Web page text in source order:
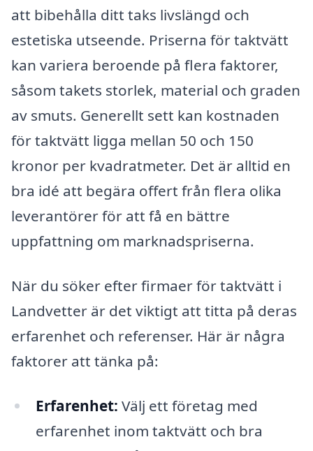
att bibehålla ditt taks livslängd och
estetiska utseende. Priserna för taktvätt
kan variera beroende på flera faktorer,
såsom takets storlek, material och graden
av smuts. Generellt sett kan kostnaden
för taktvätt ligga mellan 50 och 150
kronor per kvadratmeter. Det är alltid en
bra idé att begära offert från flera olika
leverantörer för att få en bättre
uppfattning om marknadspriserna.
När du söker efter firmaer för taktvätt i
Landvetter är det viktigt att titta på deras
erfarenhet och referenser. Här är några
faktorer att tänka på:
Erfarenhet: Välj ett företag med
erfarenhet inom taktvätt och bra